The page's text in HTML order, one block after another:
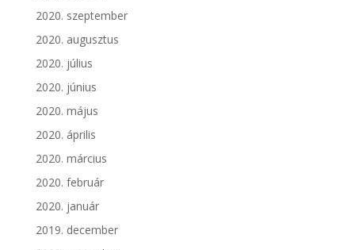
2020. szeptember
2020. augusztus
2020. július
2020. június
2020. május
2020. április
2020. március
2020. február
2020. január
2019. december